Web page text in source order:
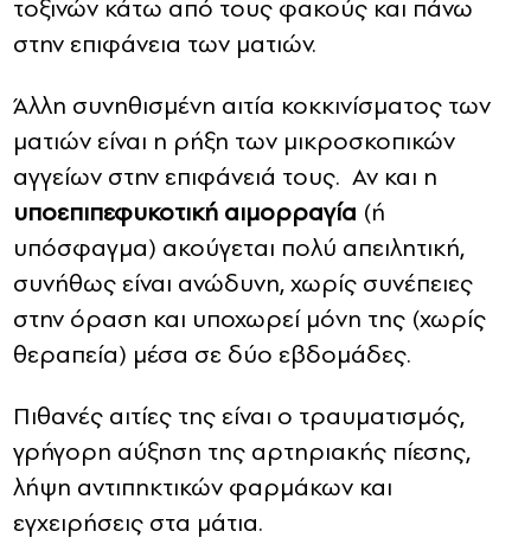
τοξινών κάτω από τους φακούς και πάνω
στην επιφάνεια των ματιών.
Άλλη συνηθισμένη αιτία κοκκινίσματος των
ματιών είναι η ρήξη των μικροσκοπικών
αγγείων στην επιφάνειά τους. Αν και η
υποεπιπεφυκοτική αιμορραγία (ή
υπόσφαγμα) ακούγεται πολύ απειλητική,
συνήθως είναι ανώδυνη, χωρίς συνέπειες
στην όραση και υποχωρεί μόνη της (χωρίς
θεραπεία) μέσα σε δύο εβδομάδες.
Πιθανές αιτίες της είναι ο τραυματισμός,
γρήγορη αύξηση της αρτηριακής πίεσης,
λήψη αντιπηκτικών φαρμάκων και
εγχειρήσεις στα μάτια.